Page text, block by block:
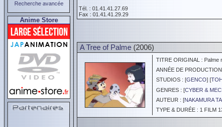
Recherche avancée
Anime Store
Tél. : 01.41.41.27.69
Fax : 01.41.41.29.29
A Tree of Palme (2006)
TITRE ORIGINAL : Palme
ANNÉE DE
STUDIOS : [GENCO] [
GENRES : [CYBER &
AUTEUR : [NAKAMURA
TYPE & DURÉE : 1 FILM